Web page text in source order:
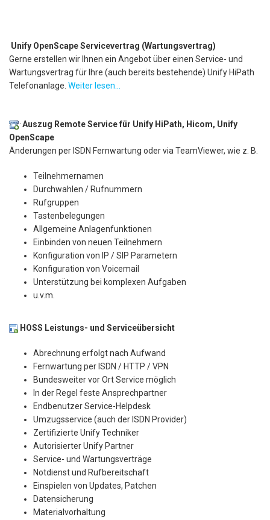
Unify OpenScape Servicevertrag (Wartungsvertrag)
Gerne erstellen wir Ihnen ein Angebot über einen Service- und
Wartungsvertrag für Ihre (auch bereits bestehende) Unify HiPath
Telefonanlage. Weiter lesen...
Auszug Remote Service für Unify HiPath, Hicom, Unify
OpenScape
Änderungen per ISDN Fernwartung oder via TeamViewer, wie z. B.
Teilnehmernamen
Durchwahlen / Rufnummern
Rufgruppen
Tastenbelegungen
Allgemeine Anlagenfunktionen
Einbinden von neuen Teilnehmern
Konfiguration von IP / SIP Parametern
Konfiguration von Voicemail
Unterstützung bei komplexen Aufgaben
u.v.m.
HOSS Leistungs- und Serviceübersicht
Abrechnung erfolgt nach Aufwand
Fernwartung per ISDN / HTTP / VPN
Bundesweiter vor Ort Service möglich
In der Regel feste Ansprechpartner
Endbenutzer Service-Helpdesk
Umzugsservice (auch der ISDN Provider)
Zertifizierte Unify Techniker
Autorisierter Unify Partner
Service- und Wartungsverträge
Notdienst und Rufbereitschaft
Einspielen von Updates, Patchen
Datensicherung
Materialvorhaltung